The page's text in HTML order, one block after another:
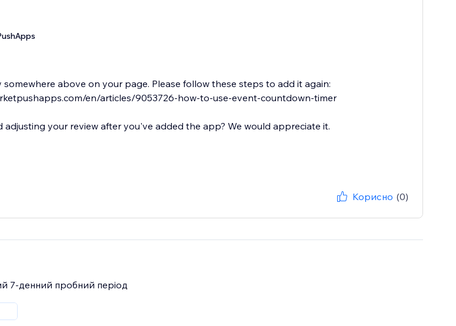
somewhere above on your page. Please follow these steps to add it again:
en/articles/9053726-how-to-use-event-countdown-timer
adjusting your review after you've added the app? We would appreciate it.
Корисно (0)
7‑денний пробний період